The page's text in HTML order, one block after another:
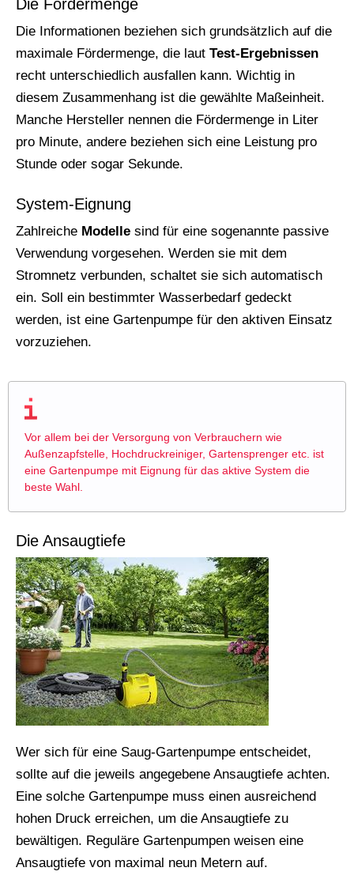
Die Fördermenge
Die Informationen beziehen sich grundsätzlich auf die
maximale Fördermenge, die laut Test-Ergebnissen
recht unterschiedlich ausfallen kann. Wichtig in
diesem Zusammenhang ist die gewählte Maßeinheit.
Manche Hersteller nennen die Fördermenge in Liter
pro Minute, andere beziehen sich eine Leistung pro
Stunde oder sogar Sekunde.
System-Eignung
Zahlreiche Modelle sind für eine sogenannte passive
Verwendung vorgesehen. Werden sie mit dem
Stromnetz verbunden, schaltet sie sich automatisch
ein. Soll ein bestimmter Wasserbedarf gedeckt
werden, ist eine Gartenpumpe für den aktiven Einsatz
vorzuziehen.
Vor allem bei der Versorgung von Verbrauchern wie
Außenzapfstelle, Hochdruckreiniger, Gartensprenger etc. ist
eine Gartenpumpe mit Eignung für das aktive System die
beste Wahl.
Die Ansaugtiefe
Wer sich für eine Saug-Gartenpumpe entscheidet,
sollte auf die jeweils angegebene Ansaugtiefe achten.
Eine solche Gartenpumpe muss einen ausreichend
hohen Druck erreichen, um die Ansaugtiefe zu
bewältigen. Reguläre Gartenpumpen weisen eine
Ansaugtiefe von maximal neun Metern auf.